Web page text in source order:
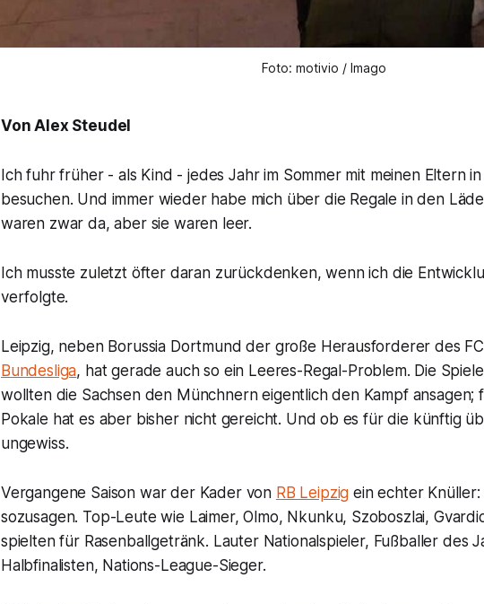
Foto: motivio / Imago
Von Alex Steudel
Ich fuhr früher - als Kind - jedes Jahr im Sommer mit meinen Eltern in
besuchen. Und immer wieder habe mich über die Regale in den
waren zwar da, aber sie waren leer.
Ich musste zuletzt öfter daran zurückdenken, wenn ich die
verfolgte.
Leipzig, neben Borussia Dortmund der große Herausforderer des
Bundesliga, hat gerade auch so ein Leeres-Regal-Problem. Die
wollten die Sachsen den Münchnern eigentlich den Kampf ansagen;
Pokale hat es aber bisher nicht gereicht. Und ob es für die künftig
ungewiss.
Vergangene Saison war der Kader von RB Leipzig ein echter
sozusagen. Top-Leute wie Laimer, Olmo, Nkunku, Szoboszlai,
spielten für Rasenballgetränk. Lauter Nationalspieler, Fußballer des
Halbfinalisten, Nations-League-Sieger.